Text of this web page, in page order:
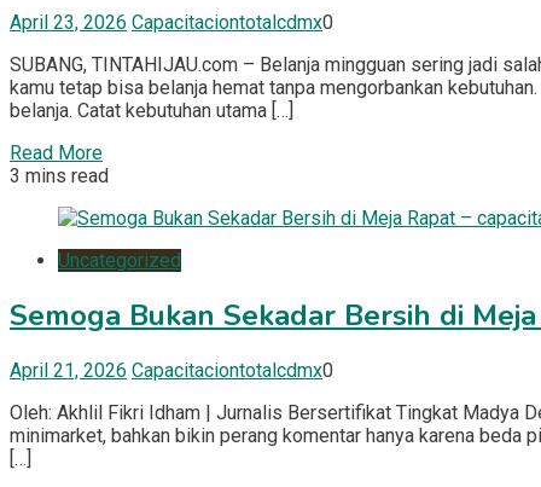
April 23, 2026 Capacitaciontotalcdmx0
SUBANG, TINTAHIJAU.com – Belanja mingguan sering jadi
kamu tetap bisa belanja hemat tanpa mengorbankan
belanja. Catat kebutuhan utama […]
Read More
3 mins read
Uncategorized
Semoga Bukan Sekadar Bersih di
April 21, 2026 Capacitaciontotalcdmx0
Oleh: Akhlil Fikri Idham | Jurnalis Bersertifikat Tingkat Madya
minimarket, bahkan bikin perang komentar hanya karena beda
[…]